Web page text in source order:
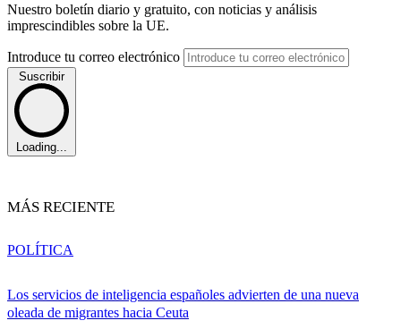
Nuestro boletín diario y gratuito, con noticias y análisis
imprescindibles sobre la UE.
Introduce tu correo electrónico
Suscribir
Loading...
MÁS RECIENTE
Los servicios de inteligencia españoles advierten de una nueva
oleada de migrantes hacia Ceuta
POLÍTICA